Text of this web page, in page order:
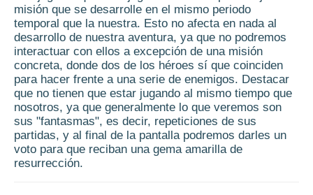
misión que se desarrolle en el mismo periodo
temporal que la nuestra. Esto no afecta en nada al
desarrollo de nuestra aventura, ya que no podremos
interactuar con ellos a excepción de una misión
concreta, donde dos de los héroes sí que coinciden
para hacer frente a una serie de enemigos. Destacar
que no tienen que estar jugando al mismo tiempo que
nosotros, ya que generalmente lo que veremos son
sus "fantasmas", es decir, repeticiones de sus
partidas, y al final de la pantalla podremos darles un
voto para que reciban una gema amarilla de
resurrección.